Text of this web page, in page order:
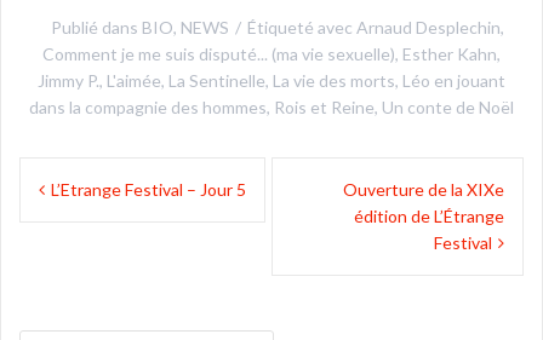
Publié dans BIO, NEWS Étiqueté avec Arnaud Desplechin,
Comment je me suis disputé... (ma vie sexuelle), Esther Kahn,
Jimmy P., L'aimée, La Sentinelle, La vie des morts, Léo en jouant
dans la compagnie des hommes, Rois et Reine, Un conte de Noël
Navigation
L’Etrange Festival – Jour 5
Ouverture de la XIXe
édition de L’Étrange
Festival